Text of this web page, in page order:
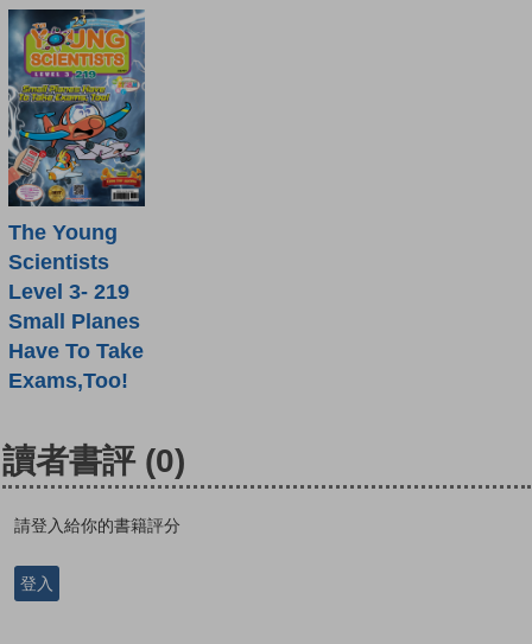
The Young
Scientists
Level 3- 219
Small Planes
Have To Take
Exams,Too!
讀者書評 (0)
請登入給你的書籍評分
登入